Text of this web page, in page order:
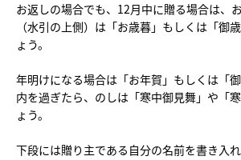
お返しの場合でも、12月中に贈る場合は、
（水引の上側）は「お歳暮」もしくは「御
ょう。
年明けになる場合は「お年賀」もしくは「
内を過ぎたら、のしは「寒中御見舞」や「
ょう。
下段には贈り主である自分の名前を書き入